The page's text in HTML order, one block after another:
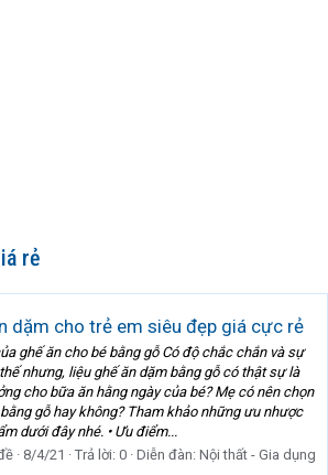
rẻ
dặm cho trẻ em siêu đẹp giá cực rẻ
ghế ăn cho bé bằng gỗ Có độ chắc chắn và sự
nhưng, liệu ghế ăn dặm bằng gỗ có thật sự là
cho bữa ăn hằng ngày của bé? Mẹ có nên chọn
gỗ hay không? Tham khảo những ưu nhược
dưới đây nhé. • Ưu điểm...
8/4/21 Trả lời: 0 Diễn đàn: Nội thất - Gia dụng